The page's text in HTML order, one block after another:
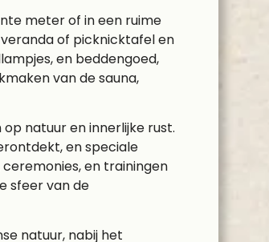
meter of in een ruime
of picknicktafel en
en beddengoed,
van de sauna,
natuur en innerlijke rust.
en speciale
en trainingen
sfeer van de
natuur, nabij het